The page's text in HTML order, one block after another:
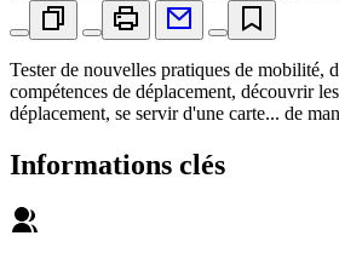
Tester de nouvelles pratiques de mobilité,
compétences de déplacement, découvrir
déplacement, se servir d'une carte... de
Informations clés